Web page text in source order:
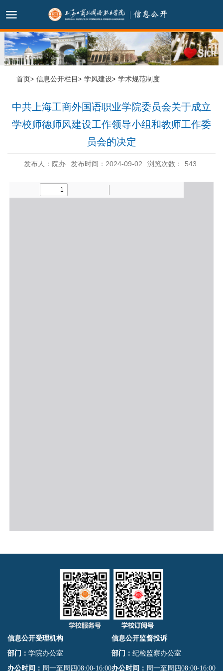
首页 信息公开栏目 学风建设 学术规范制度
中共上海工商外国语职业学院委员会关于成立
学校师德师风建设工作领导小组和教师工作委
员会的决定
发布人：院办 发布时间：2024-09-02 浏览次数： 543
信息公开受理机构
部门： 学院办公室
办公时间： 周一至周四08:00-16:00
信息公开监督投诉
部门： 纪检监察办公室
办公时间： 周一至周四08:00-16:00